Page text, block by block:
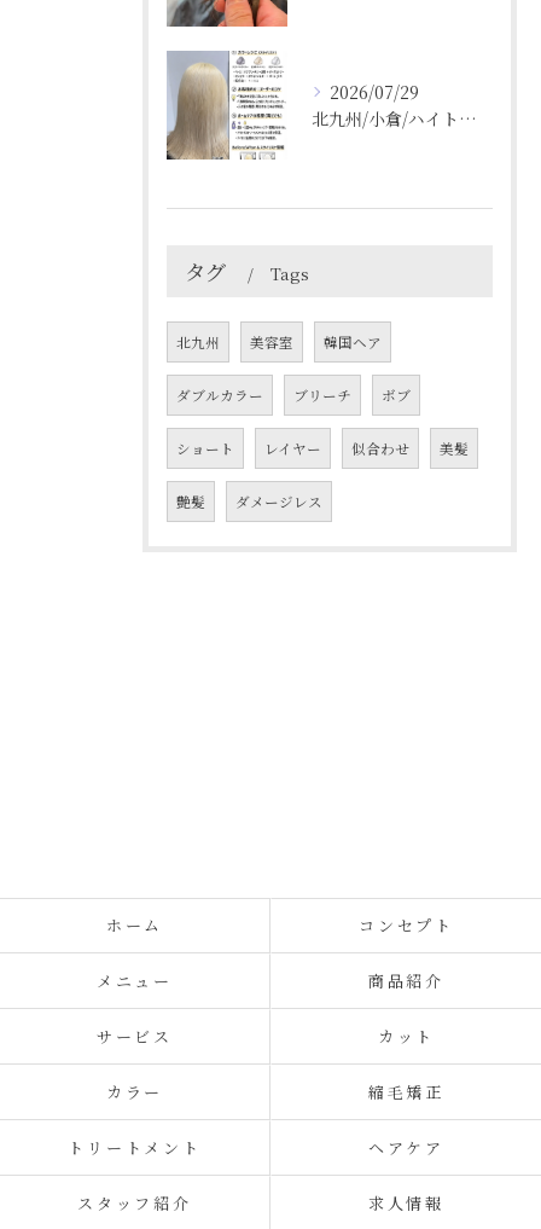
2026/07/29
北九州/小倉/ハイトーン/ケアブリーチ/ブリーチカラー
タグ Tags
北九州 美容室 韓国ヘア
ダブルカラー ブリーチ ボブ
ショート レイヤー 似合わせ 美髪
艶髪 ダメージレス
ホーム コンセプト
メニュー 商品紹介
サービス カット
カラー 縮毛矯正
トリートメント ヘアケア
スタッフ紹介 求人情報